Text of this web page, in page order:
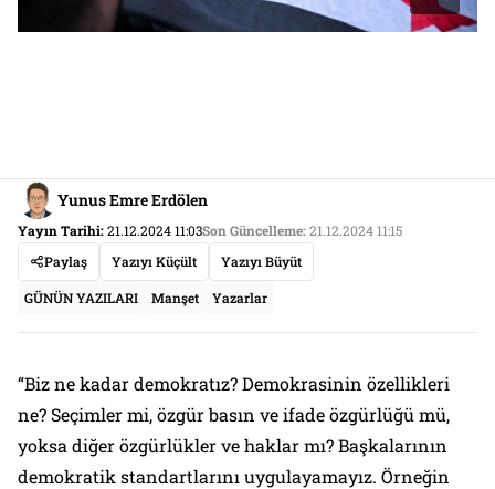
Yunus Emre Erdölen
Yayın Tarihi:21.12.2024 11:03Son Güncelleme:21.12.2024 11:15
Paylaş
Yazıyı Küçült Yazıyı Büyüt
GÜNÜN YAZILARI Manşet Yazarlar
“Biz ne kadar demokratız? Demokrasinin özellikleri
ne? Seçimler mi, özgür basın ve ifade özgürlüğü mü,
yoksa diğer özgürlükler ve haklar mı? Başkalarının
demokratik standartlarını uygulayamayız. Örneğin